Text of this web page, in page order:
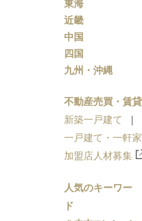
東海
近畿
中国
四国
九州・沖縄
不動産売買・賃
新築一戸建て
一戸建て・一軒
加盟店人材募集
人気のキーワー
ド